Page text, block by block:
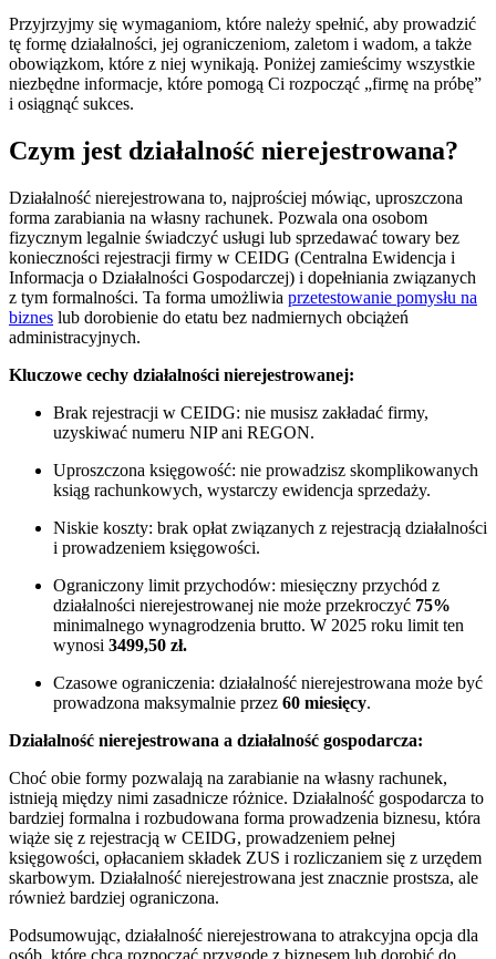
Przyjrzyjmy się wymaganiom, które należy spełnić, aby prowadzić
tę formę działalności, jej ograniczeniom, zaletom i wadom, a także
obowiązkom, które z niej wynikają. Poniżej zamieścimy wszystkie
niezbędne informacje, które pomogą Ci rozpocząć „firmę na próbę”
i osiągnąć sukces.
Czym jest działalność nierejestrowana?
Działalność nierejestrowana to, najprościej mówiąc, uproszczona
forma zarabiania na własny rachunek. Pozwala ona osobom
fizycznym legalnie świadczyć usługi lub sprzedawać towary bez
konieczności rejestracji firmy w CEIDG (Centralna Ewidencja i
Informacja o Działalności Gospodarczej) i dopełniania związanych
z tym formalności. Ta forma umożliwia przetestowanie pomysłu na
biznes lub dorobienie do etatu bez nadmiernych obciążeń
administracyjnych.
Kluczowe cechy działalności nierejestrowanej:
Brak rejestracji w CEIDG: nie musisz zakładać firmy,
uzyskiwać numeru NIP ani REGON.
Uproszczona księgowość: nie prowadzisz skomplikowanych
ksiąg rachunkowych, wystarczy ewidencja sprzedaży.
Niskie koszty: brak opłat związanych z rejestracją działalności
i prowadzeniem księgowości.
Ograniczony limit przychodów: miesięczny przychód z
działalności nierejestrowanej nie może przekroczyć 75%
minimalnego wynagrodzenia brutto. W 2025 roku limit ten
wynosi 3499,50 zł.
Czasowe ograniczenia: działalność nierejestrowana może być
prowadzona maksymalnie przez 60 miesięcy.
Działalność nierejestrowana a działalność gospodarcza:
Choć obie formy pozwalają na zarabianie na własny rachunek,
istnieją między nimi zasadnicze różnice. Działalność gospodarcza to
bardziej formalna i rozbudowana forma prowadzenia biznesu, która
wiąże się z rejestracją w CEIDG, prowadzeniem pełnej
księgowości, opłacaniem składek ZUS i rozliczaniem się z urzędem
skarbowym. Działalność nierejestrowana jest znacznie prostsza, ale
również bardziej ograniczona.
Podsumowując, działalność nierejestrowana to atrakcyjna opcja dla